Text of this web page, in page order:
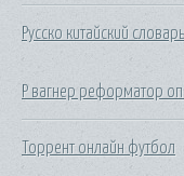
Русско китайский
Р вагнер реформатор
Торрент онлайн футбол